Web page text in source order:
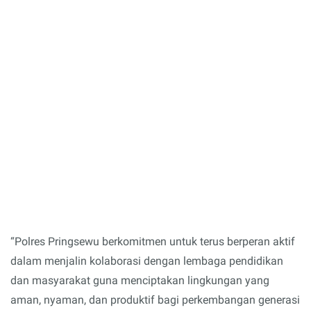
“Polres Pringsewu berkomitmen untuk terus berperan aktif
dalam menjalin kolaborasi dengan lembaga pendidikan
dan masyarakat guna menciptakan lingkungan yang
aman, nyaman, dan produktif bagi perkembangan generasi